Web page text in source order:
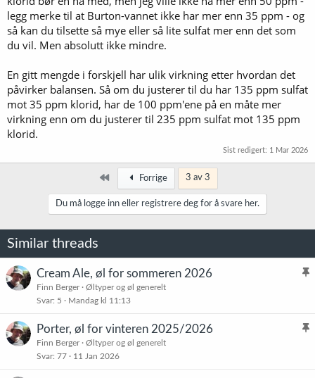
legg merke til at Burton-vannet ikke har mer enn 35 ppm - og
så kan du tilsette så mye eller så lite sulfat mer enn det som
du vil. Men absolutt ikke mindre.
En gitt mengde i forskjell har ulik virkning etter hvordan det
påvirker balansen. Så om du justerer til du har 135 ppm sulfat
mot 35 ppm klorid, har de 100 ppm'ene på en måte mer
virkning enn om du justerer til 235 ppm sulfat mot 135 ppm
klorid.
Sist redigert: 1 Mar 2026
Først Forrige 3 av 3
Du må logge inn eller registrere deg for å svare her.
Similar threads
K
t
Cream Ale, øl for sommeren 2026
Finn Berger
Øltyper og øl generelt
Svar 5 Mandag kl 11:13
K
Porter, øl for vinteren 2025/2026
Finn Berger
Øltyper og øl generelt
Svar 77 11 Jan 2026